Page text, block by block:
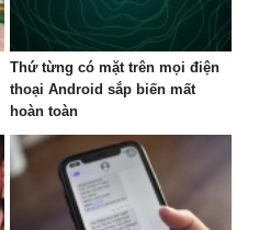
Thứ từng có mặt trên mọi điện
thoại Android sắp biến mất
hoàn toàn